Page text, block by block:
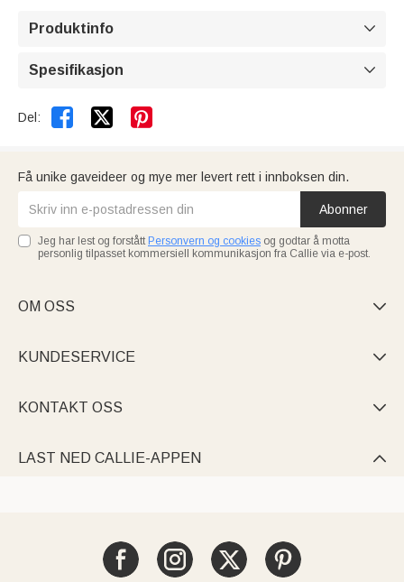
Produktinfo 
Spesifikasjon 
Del:  
Få unike gaveideer og mye mer levert rett i innboksen din.
Abonner
Jeg har lest og forstått Personvern og cookies og godtar å motta
personlig tilpasset kommersiell kommunikasjon fra Callie via e-post.
OM OSS 
KUNDESERVICE 
KONTAKT OSS 
LAST NED CALLIE-APPEN 